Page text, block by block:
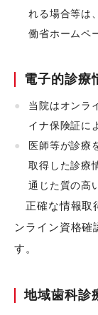
れる場合等は
働省ホームペ
電子的診療
当院はオンラ
イナ保険証に
医師等が診療
取得した診療
通じた質の高
正確な情報取
ンライン資格確
す。
地域歯科診